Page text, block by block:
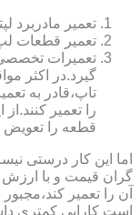
تعمیر مادربرد
تعمیر قطعات
تعمیرات
گیرد.در اکثر
تاپ،قادر به
را تعمیر
قطعه را تعویض
اما این کار درستی
گران قیمت و با ارزش
آن را تعمیر
است کارایی کمتری